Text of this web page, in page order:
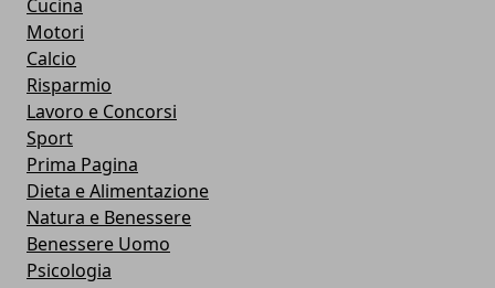
Cucina
Motori
Calcio
Risparmio
Lavoro e Concorsi
Sport
Prima Pagina
Dieta e Alimentazione
Natura e Benessere
Benessere Uomo
Psicologia